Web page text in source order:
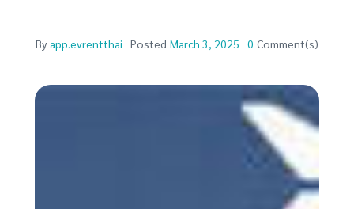
By app.evrentthai Posted March 3, 2025 0 Comment(s)